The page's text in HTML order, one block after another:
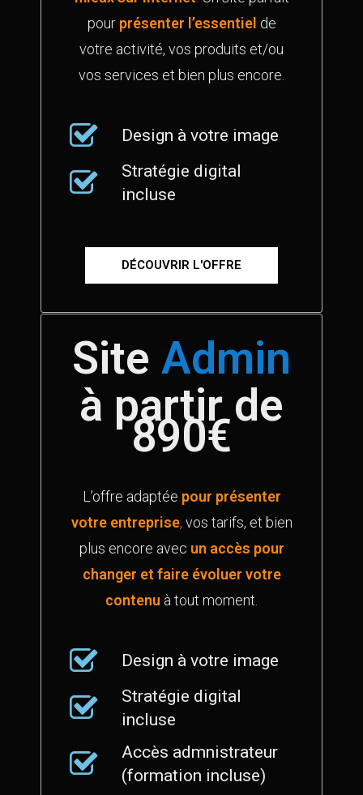
pour présenter l’essentiel de
votre activité, vos produits et/ou
vos services et bien plus encore.
Design à votre image
Stratégie digital
incluse
DÉCOUVRIR L'OFFRE
Site Admin
à partir de
890€
L’offre adaptée pour présenter
votre entreprise, vos tarifs, et bien
plus encore avec un accès pour
changer et faire évoluer votre
contenu à tout moment.
Design à votre image
Stratégie digital
incluse
Accès admnistrateur
(formation incluse)